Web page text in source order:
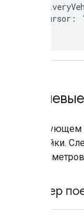
cursor :
В следующем
настройки.
из
Пример